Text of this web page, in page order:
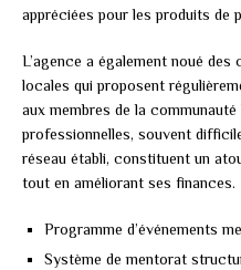
appréciées pour les produits de
L’agence a également noué
locales qui proposent
aux membres de la communauté
professionnelles, souvent
réseau établi, constituent un
tout en améliorant ses finances.
Programme d’événements
Système de mentorat